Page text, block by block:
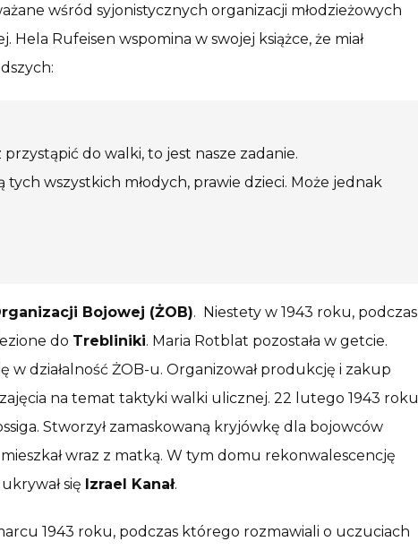
wśród syjonistycznych organizacji młodzieżowych
Rufeisen wspomina w swojej książce, że miał
do walki, to jest nasze zadanie.
wszystkich młodych, prawie dzieci. Może jednak
Bojowej (ŻOB). Niestety w 1943 roku, podczas
do Trebliniki. Maria Rotblat pozostała w getcie.
w działalność ŻOB-u. Organizował produkcję i zakup
na temat taktyki walki ulicznej. 22 lutego 1943 roku
Stworzył zamaskowaną kryjówkę dla bojowców
wraz z matką. W tym domu rekonwalescencję
się Izrael Kanał.
1943 roku, podczas którego rozmawiali o uczuciach